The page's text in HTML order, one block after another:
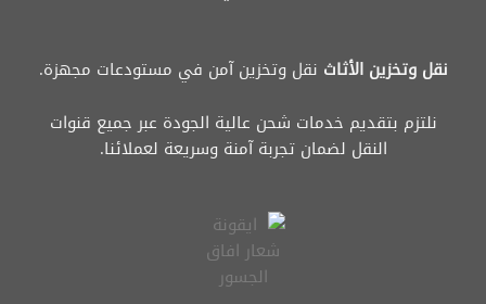
نقل وتخزين الأثاث نقل وتخزين آمن في مستودعات مجهزة.
نلتزم بتقديم خدمات شحن عالية الجودة عبر جميع قنوات
النقل لضمان تجربة آمنة وسريعة لعملائنا.